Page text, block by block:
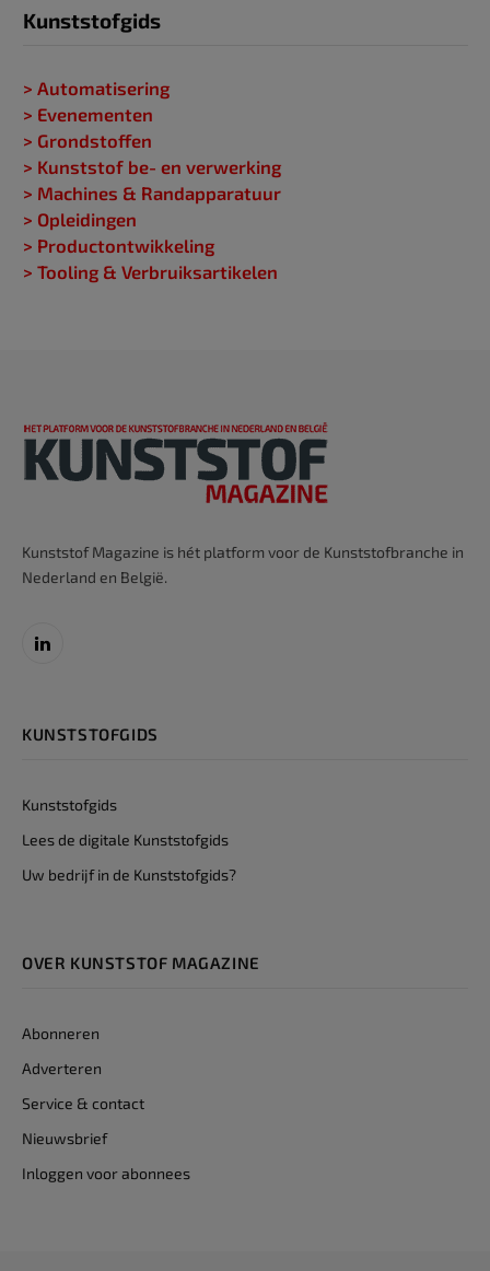
Kunststofgids
> Automatisering
> Evenementen
> Grondstoffen
> Kunststof be- en verwerking
> Machines & Randapparatuur
> Opleidingen
> Productontwikkeling
> Tooling & Verbruiksartikelen
Kunststof Magazine is hét platform voor de Kunststofbranche in
Nederland en België.
LinkedIn
KUNSTSTOFGIDS
Kunststofgids
Lees de digitale Kunststofgids
Uw bedrijf in de Kunststofgids?
OVER KUNSTSTOF MAGAZINE
Abonneren
Adverteren
Service & contact
Nieuwsbrief
Inloggen voor abonnees